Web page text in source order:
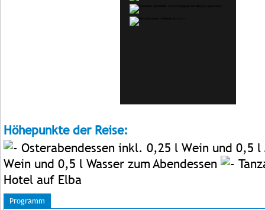
Höhepunkte der Reise:
Osterabendessen inkl. 0,25 l Wein und 0,5
Wein und 0,5 l Wasser zum Abendessen
Hotel auf Elba
Programm